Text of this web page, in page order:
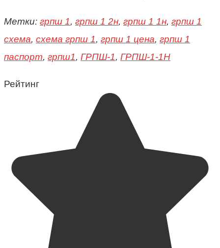
Метки: грпш 1, грпш 1 2н, грпш 1 1н, грпш 1
схема, схема грпш 1, грпш 1 цена, грпш 1
паспорт, грпш1, ГРПШ-1, ГРПШ-1-1Н
Рейтинг